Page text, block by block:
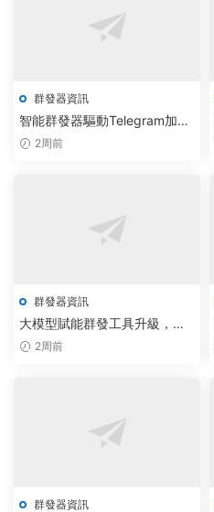
群發器資訊
智能群發器驅動Telegram加群
腳本，私信機器人報價直擊客
2周前
群發器資訊
大模型賦能群發工具升級，企
業營銷效率實現10倍增長
2周前
群發器資訊